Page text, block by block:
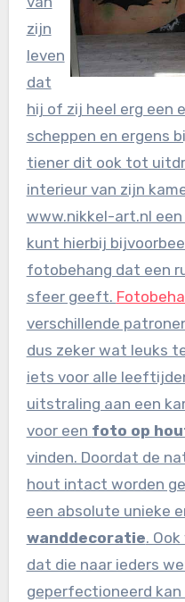
zijn
leven
dat
hij of zij heel erg een
scheppen en ergens
tiener dit ook tot
interieur van zijn
www.nikkel-art.nl een
kunt hierbij
fotobehang dat een
sfeer geeft.
verschillende
dus zeker wat leuks
iets voor alle
uitstraling aan een
voor een foto op
vinden. Doordat de
hout intact worden
een absolute unieke
wanddecoratie.
dat die naar ieders
geperfectioneerd kan